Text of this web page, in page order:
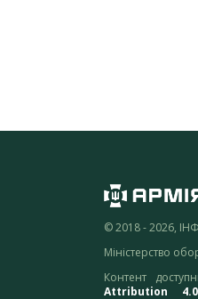
© 2018 - 2026,
Міністерство
Контент
Attribution